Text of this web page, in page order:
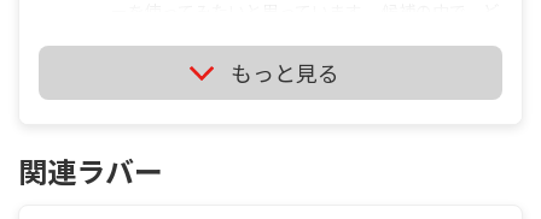
た、候補以外でもおすすめのラバーがあったら教え
ていただけると嬉しいです。 よろしくお願いしま
す。
xは世間的には固いと思いますので、筋力に自信が
あるならおすすめします。 ですが、テナジー05が
もっと見る
関連ラバー